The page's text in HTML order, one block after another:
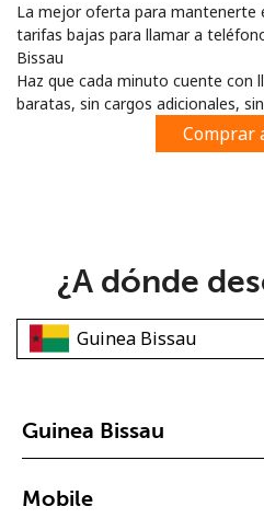
o
Una letra mayúscula y una
La mejor oferta para mantenerte
tarifas bajas para llamar a
Bissau
Haz que cada minuto cuente con
baratas, sin cargos adicionales,
Comprar
¿A dónde
Guinea Bissau
Mobile